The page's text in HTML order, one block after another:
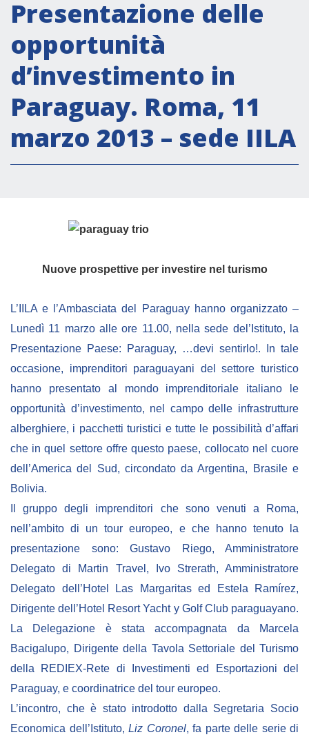
Segreteria Culturale
Segreteria Socio-economica
Segreteria Tecnico scientifica
Forum PMI
Conferenze Italia-America Latina e Caraibi
Rete per la promozione dell’uguaglianza di
genere
Empowerment socio- economico
Giustizia e Sicurezza
EUROsociAL
EL PAcCTO
EUROFRONT
COPOLAD III
AL-INVEST Verde
MEDIA
Foto
Video
Audio
BIBLIOTECA
Catalogo
Pubblicazioni
Presentazione delle
opportunità
d’investimento in
Paraguay. Roma, 11
marzo 2013 – sede IILA
Nuove prospettive per investire nel turismo
L’IILA e l’Ambasciata del Paraguay hanno organizzato –
Lunedì 11 marzo alle ore 11.00, nella sede del’Istituto, la
Presentazione Paese:
Paraguay, …devi sentirlo!. In tale
occasione, imprenditori paraguayani del settore turistico
hanno presentato al mondo imprenditoriale italiano le
opportunità d’investimento, nel campo delle infrastrutture
alberghiere, i pacchetti turistici e tutte le possibilità d’affari
che in quel settore offre questo paese, collocato nel cuore
dell’America del Sud, circondato da Argentina, Brasile e
Bolivia.
Il gruppo degli imprenditori che sono venuti a Roma,
nell’ambito di un tour europeo, e che hanno tenuto la
presentazione sono: Gustavo Riego, Amministratore
Delegato di Martin Travel, Ivo Strerath, Amministratore
Delegato dell’Hotel Las Margaritas ed Estela Ramírez,
Dirigente dell’Hotel Resort Yacht y Golf Club paraguayano.
La Delegazione è stata accompagnata da Marcela
Bacigalupo, Dirigente della Tavola Settoriale del Turismo
della REDIEX-Rete di Investimenti ed Esportazioni del
Paraguay, e coordinatrice del tour europeo.
L’incontro, che è stato introdotto dalla Segretaria Socio
Economica dell’Istituto, Liz Coronel, fa parte delle serie di